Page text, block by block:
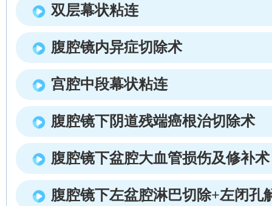
双层幕状粘连
腹腔镜内异症切除术
宫腔中段幕状粘连
腹腔镜下阴道残端癌根治切除术
腹腔镜下盆腔大血管损伤及修补术
腹腔镜下左盆腔淋巴切除+左闭孔